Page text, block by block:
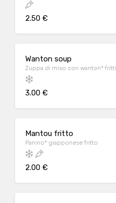
2.50 €
Wanton soup
Zuppa di miso con wanton* fritti
3.00 €
Mantou fritto
Panino* giapponese fritto
2.00 €